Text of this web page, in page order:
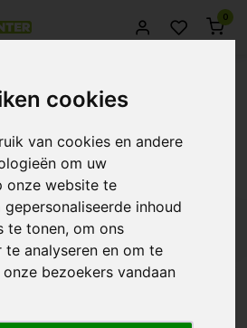
cookies
van cookies en andere
om uw
onze website te
inhoud
te tonen, om ons
te analyseren en om te
bezoekers vandaan
0
met TechGrow Co2
Co2